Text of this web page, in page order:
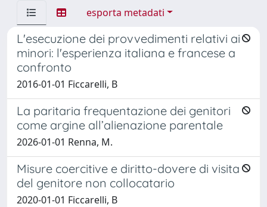
esporta metadati
L'esecuzione dei provvedimenti relativi ai
minori: l'esperienza italiana e francese a
confronto
2016-01-01 Ficcarelli, B
La paritaria frequentazione dei genitori
come argine all’alienazione parentale
2026-01-01 Renna, M.
Misure coercitive e diritto-dovere di visita
del genitore non collocatario
2020-01-01 Ficcarelli, B